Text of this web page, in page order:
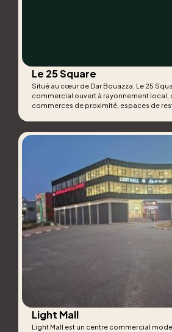
Le 25 Square
Situé au cœur de Dar Bouazza, Le 25
commercial ouvert à rayonnement local,
commerces de proximité, espaces de
Light Mall
Light Mall est un centre commercial